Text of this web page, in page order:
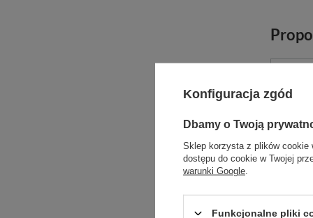
Konfiguracja zgód
Dbamy o Twoją
Sklep korzysta z plików cookie
dostępu do cookie w Twojej
warunki Google
Funkcjonalne pliki